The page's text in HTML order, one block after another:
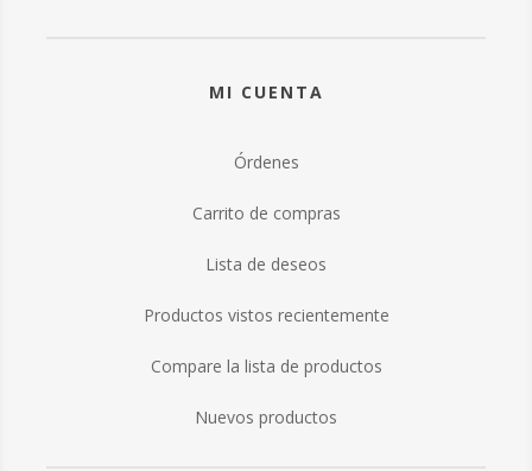
MI CUENTA
Órdenes
Carrito de compras
Lista de deseos
Productos vistos recientemente
Compare la lista de productos
Nuevos productos